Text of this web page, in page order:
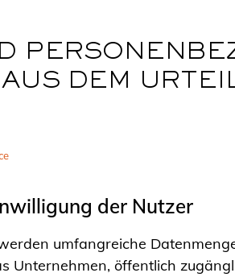
DEM
der Nutzer
umfangreiche
Unternehmen, öffentlich